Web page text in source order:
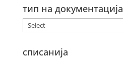
тип на документација
списанија